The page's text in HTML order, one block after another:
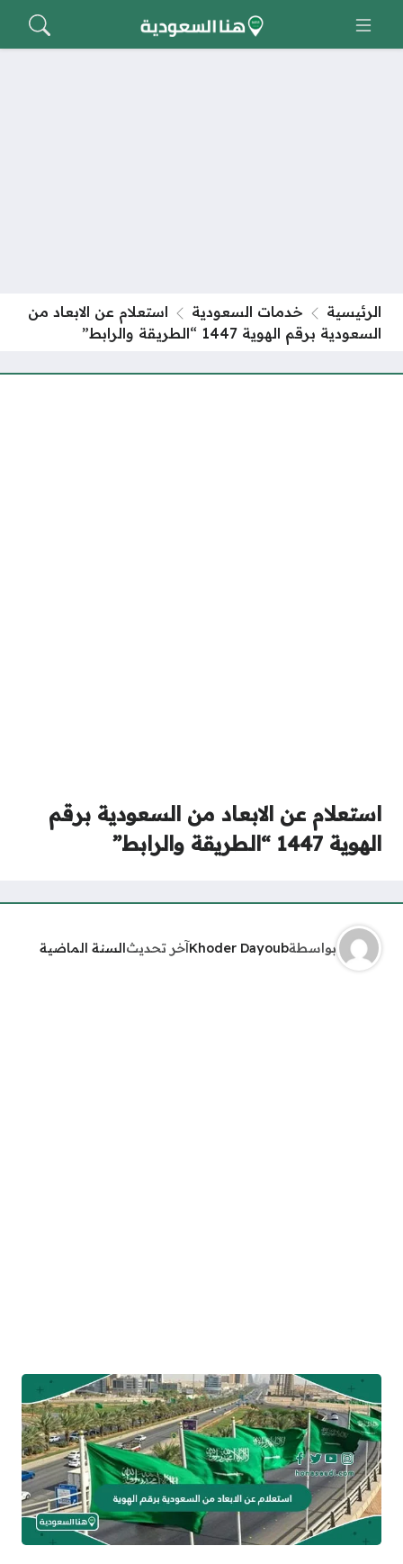
الرئيسية خدمات السعودية
استعلام عن الابعاد من
السعودية برقم الهوية 1447 “الطريقة والرابط”
استعلام عن الابعاد من السعودية برقم
الهوية 1447 “الطريقة والرابط”
بواسطةKhoder Dayoubآخر تحديثالسنة الماضية